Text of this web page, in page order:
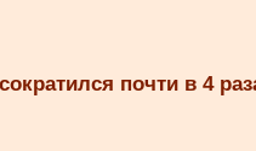
почти в 4